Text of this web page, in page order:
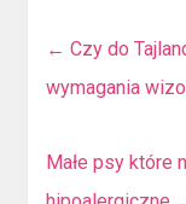
← Czy do
wymagania
Małe psy które